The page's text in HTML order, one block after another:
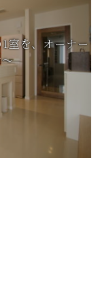
室を、オーナー